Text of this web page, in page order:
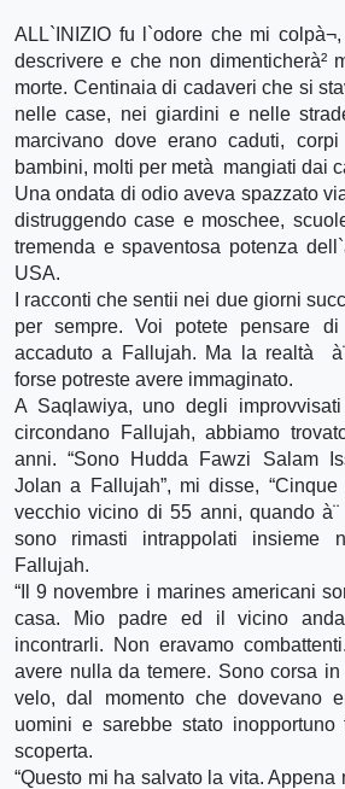
ALL`INIZIO fu l`odore che mi
descrivere e che non dimenticherà²
morte. Centinaia di cadaveri che si
nelle case, nei giardini e nelle
marcivano dove erano caduti,
bambini, molti per metà mangiati dai
Una ondata di odio aveva spazzato
distruggendo case e moschee,
tremenda e spaventosa potenza
USA.
I racconti che sentii nei due giorni
per sempre. Voi potete pensare
accaduto a Fallujah. Ma la realtà
forse potreste avere immaginato.
A Saqlawiya, uno degli
circondano Fallujah, abbiamo
anni. “Sono Hudda Fawzi Salam
Jolan a Fallujah”, mi disse,
vecchio vicino di 55 anni, quando
sono rimasti intrappolati insieme
Fallujah.
“Il 9 novembre i marines americani
casa. Mio padre ed il vicino
incontrarli. Non eravamo
avere nulla da temere. Sono corsa in
velo, dal momento che dovevano
uomini e sarebbe stato
scoperta.
“Questo mi ha salvato la vita.